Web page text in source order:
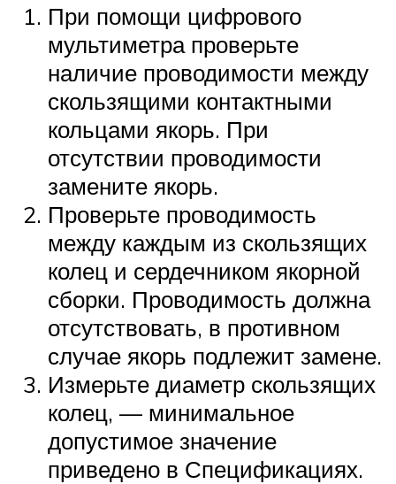
При помощи цифрового
мультиметра проверьте
наличие проводимости между
скользящими контактными
кольцами якорь. При
отсутствии проводимости
замените якорь.
Проверьте проводимость
между каждым из скользящих
колец и сердечником якорной
сборки. Проводимость должна
отсутствовать, в противном
случае якорь подлежит замене.
Измерьте диаметр скользящих
колец, — минимальное
допустимое значение
приведено в Спецификациях.